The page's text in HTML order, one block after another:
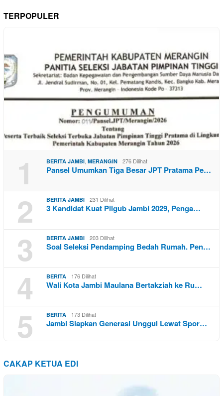
TERPOPULER
1 BERITA JAMBI MERANGIN 276 Dilihat
Pansel Umumkan Tiga Besar JPT Pratama Pe…
2 BERITA JAMBI 231 Dilihat
3 Kandidat Kuat Pilgub Jambi 2029, Penga…
3 BERITA JAMBI 203 Dilihat
Soal Seleksi Pendamping Bedah Rumah. Pen…
4 BERITA 176 Dilihat
Wali Kota Jambi Maulana Bertakziah ke Ru…
5 BERITA 173 Dilihat
Jambi Siapkan Generasi Unggul Lewat Spor…
CAKAP KETUA EDI